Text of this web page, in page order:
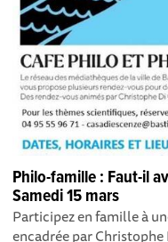
Philo-famille : Faut-il
Samedi 15 mars
Participez en famille à
encadrée par